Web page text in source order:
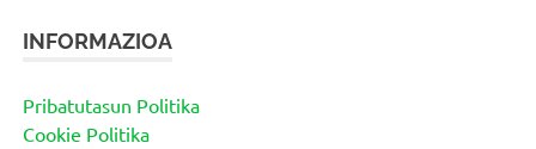
INFORMAZIOA
Pribatutasun Politika
Cookie Politika